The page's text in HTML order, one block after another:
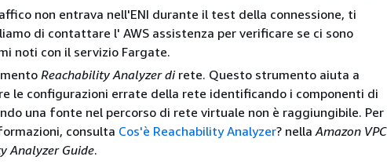
non entrava nell'ENI durante il test della connessione, ti
di contattare l' AWS assistenza per verificare se ci sono
noti con il servizio Fargate.
Reachability Analyzer direte. Questo strumento aiuta a
le configurazioni errate della rete identificando i componenti di
una fonte nel percorso di rete virtuale non è raggiungibile. Per
consulta Cos'è Reachability Analyzer? nellaAmazon VPC
Analyzer Guide.